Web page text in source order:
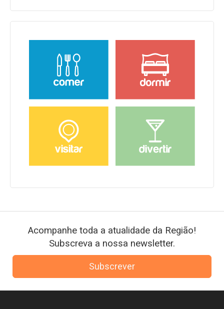
Acompanhe toda a atualidade da Região!
Subscreva a nossa newsletter.
Subscrever